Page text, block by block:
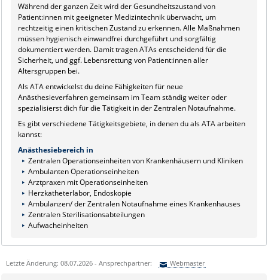
Während der ganzen Zeit wird der Gesundheitszustand von
Patient:innen mit geeigneter Medizintechnik überwacht, um
rechtzeitig einen kritischen Zustand zu erkennen. Alle Maßnahmen
müssen hygienisch einwandfrei durchgeführt und sorgfältig
dokumentiert werden. Damit tragen ATAs entscheidend für die
Sicherheit, und ggf. Lebensrettung von Patient:innen aller
Altersgruppen bei.
Als ATA entwickelst du deine Fähigkeiten für neue
Anästhesieverfahren gemeinsam im Team ständig weiter oder
spezialisierst dich für die Tätigkeit in der Zentralen Notaufnahme.
Es gibt verschiedene Tätigkeitsgebiete, in denen du als ATA arbeiten
kannst:
Anästhesiebereich in
Zentralen Operationseinheiten von Krankenhäusern und Kliniken
Ambulanten Operationseinheiten
Arztpraxen mit Operationseinheiten
Herzkatheterlabor, Endoskopie
Ambulanzen/ der Zentralen Notaufnahme eines Krankenhauses
Zentralen Sterilisationsabteilungen
Aufwacheinheiten
Letzte Änderung: 08.07.2026 - Ansprechpartner: Webmaster